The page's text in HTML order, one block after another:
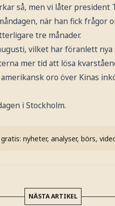
så, men vi låter
när han fick frågor
tre månader.
vilket har föranlett nya
mer tid att lösa
oro över Kinas
i Stockholm.
nyheter, analyser, börs,
NÄSTA ARTIKEL